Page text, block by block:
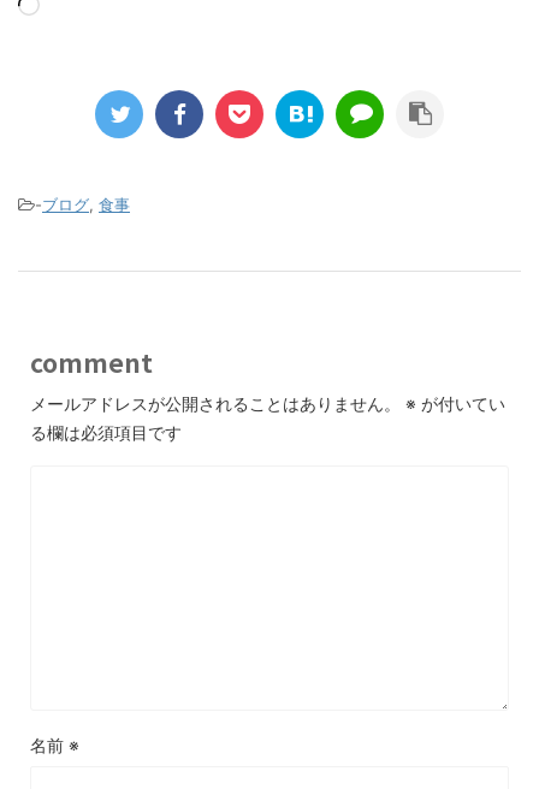
-ブログ, 食事
comment
メールアドレスが公開されることはありません。 ※ が付いてい
る欄は必須項目です
名前 ※